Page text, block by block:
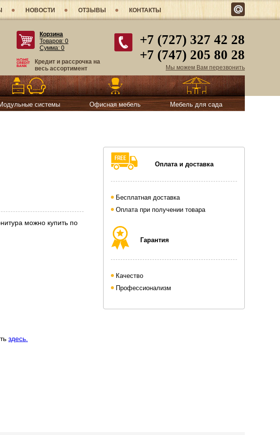
НОВОСТИ ОТЗЫВЫ КОНТАКТЫ
+7 (727) 327 42 28
+7 (747) 205 80 28
Мы можем Вам перезвонить
Корзина
Товаров: 0
Сумма: 0
Кредит и рассрочка на
весь ассортимент
системы Офисная мебель Мебель для сада
можно купить по
здесь.
Оплата и доставка
Бесплатная доставка
Оплата при получении товара
Гарантия
Качество
Профессионализм